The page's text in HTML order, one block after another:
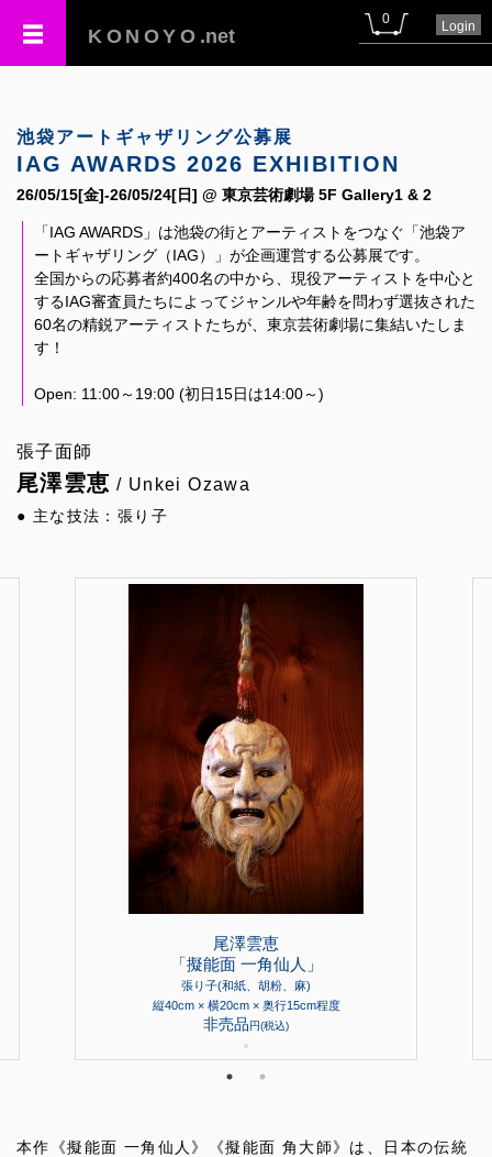
KONOYO .net
0 Login
池袋アートギャザリング公募展
IAG AWARDS 2026 EXHIBITION
26/05/15[金]-26/05/24[日] @ 東京芸術劇場 5F Gallery1 & 2
「IAG AWARDS」は池袋の街とアーティストをつなぐ「池袋ア
ートギャザリング（IAG）」が企画運営する公募展です。
全国からの応募者約400名の中から、現役アーティストを中心と
するIAG審査員たちによってジャンルや年齢を問わず選抜された
60名の精鋭アーティストたちが、東京芸術劇場に集結いたしま
す！
Open: 11:00～19:00 (初日15日は14:00～)
張子面師
尾澤雲恵 / Unkei Ozawa
● 主な技法：張り子
尾澤雲恵
「擬能面 一角仙人」
張り子(和紙、胡粉、麻)
縦40cm × 横20cm × 奥行15cm程度
非売品円(税込)
●
本作《擬能面 一角仙人》《擬能面 角大師》は、日本の伝統